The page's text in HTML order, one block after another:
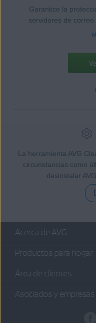
Garantice la
servidores de correo
La herramienta AVG
circunstancias como
desinstalar
Acerca de AVG
Productos para hogar
Área de clientes
Asociados y empresas